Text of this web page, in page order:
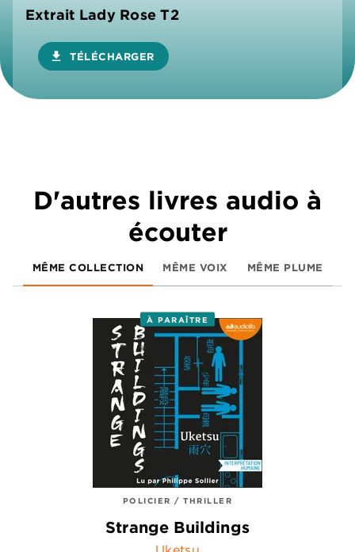
Extrait Lady Rose T2
download TÉLÉCHARGER
D'autres livres audio à
écouter
MÊME COLLECTION MÊME VOIX MÊME PLUME
À PARAÎTRE
POLICIER / THRILLER
Strange Buildings